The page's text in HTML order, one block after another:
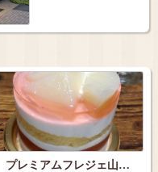
プレミアムフレジェ山…